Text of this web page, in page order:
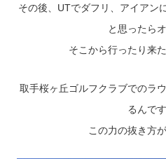
その後、UTでダフリ、アイアン
と思ったら
そこから行ったり来
取手桜ヶ丘ゴルフクラブでのラ
るんです
この力の抜き方